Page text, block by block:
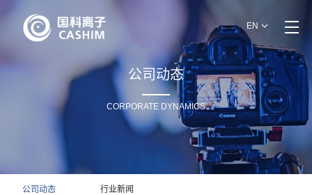
EN
公司动态
CORPORATE DYNAMICS
公司动态 行业新闻